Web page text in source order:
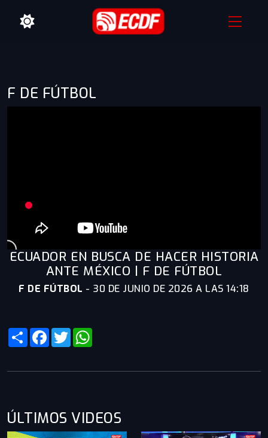
F DE FÚTBOL
ECUADOR EN BUSCA DE HACER HISTORIA
ANTE MÉXICO | F DE FÚTBOL
F DE FÚTBOL - 30 DE JUNIO DE 2026 A LAS 14:18
ShareFacebook
Twitter
ÚLTIMOS VIDEOS